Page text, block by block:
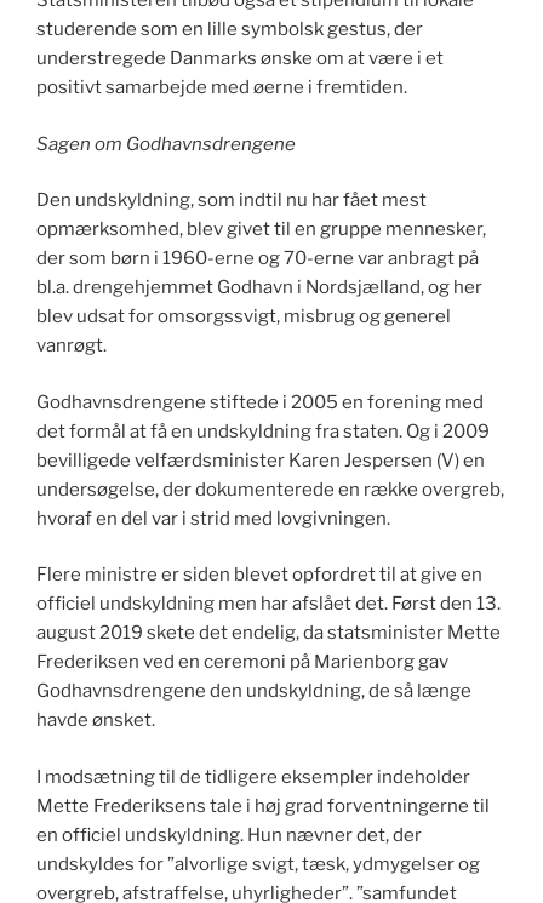
studerende som en lille symbolsk gestus, der
understregede Danmarks ønske om at være i et
positivt samarbejde med øerne i fremtiden.
Sagen om Godhavnsdrengene
Den undskyldning, som indtil nu har fået mest
opmærksomhed, blev givet til en gruppe mennesker,
der som børn i 1960-erne og 70-erne var anbragt på
bl.a. drengehjemmet Godhavn i Nordsjælland, og her
blev udsat for omsorgssvigt, misbrug og generel
vanrøgt.
Godhavnsdrengene stiftede i 2005 en forening med
det formål at få en undskyldning fra staten. Og i 2009
bevilligede velfærdsminister Karen Jespersen (V) en
undersøgelse, der dokumenterede en række overgreb,
hvoraf en del var i strid med lovgivningen.
Flere ministre er siden blevet opfordret til at give en
officiel undskyldning men har afslået det. Først den 13.
august 2019 skete det endelig, da statsminister Mette
Frederiksen ved en ceremoni på Marienborg gav
Godhavnsdrengene den undskyldning, de så længe
havde ønsket.
I modsætning til de tidligere eksempler indeholder
Mette Frederiksens tale i høj grad forventningerne til
en officiel undskyldning. Hun nævner det, der
undskyldes for ”alvorlige svigt, tæsk, ydmygelser og
overgreb, afstraffelse, uhyrligheder”. ”samfundet